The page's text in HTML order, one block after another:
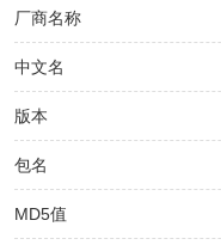
厂商名称
中文名
版本
包名
MD5值